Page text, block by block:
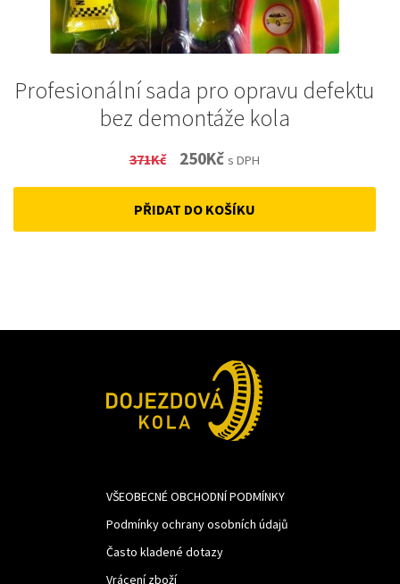
Profesionální sada pro opravu defektu
bez demontáže kola
371Kč
Original
price
was:
250KčCurrent
price
is:
s DPH
PŘIDAT DO KOŠÍKU
VŠEOBECNÉ OBCHODNÍ PODMÍNKY
Podmínky ochrany osobních údajů
Často kladené dotazy
Vrácení zboží